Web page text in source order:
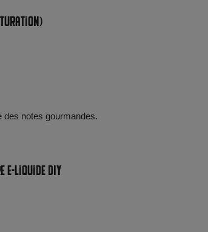
des notes gourmandes.
e-liquide DIY